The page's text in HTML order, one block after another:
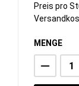
Preis pro
MENGE